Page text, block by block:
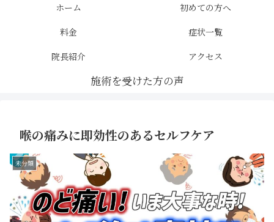
ホーム
初めての方へ
料金
症状一覧
院長紹介
アクセス
喉の痛みに即効性のあるセルフケア
未分類